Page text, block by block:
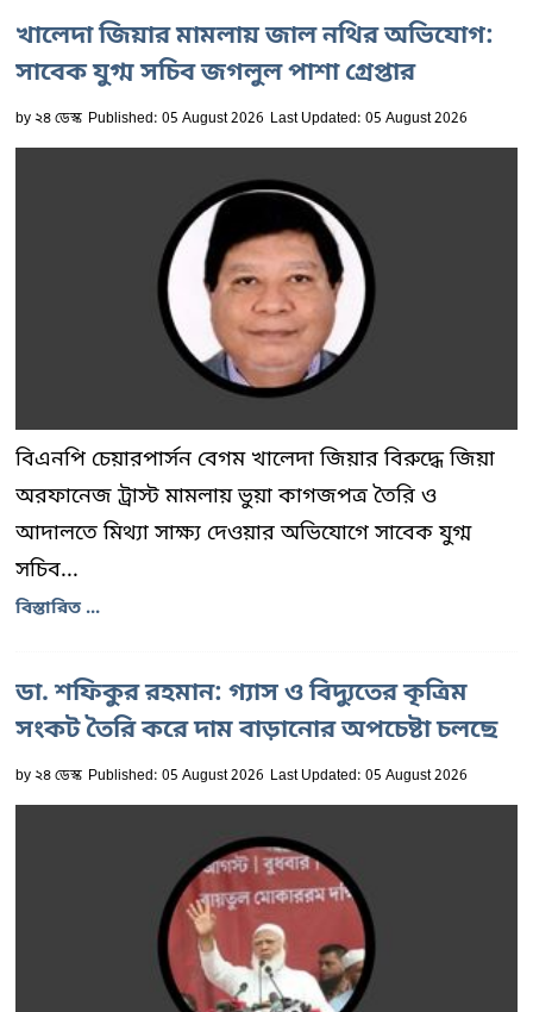
খালেদা জিয়ার মামলায় জাল নথির অভিযোগ:
সাবেক যুগ্ম সচিব জগলুল পাশা গ্রেপ্তার
by২৪ ডেস্ক Published: 05 August 2026 Last Updated: 05 August 2026
বিএনপি চেয়ারপার্সন বেগম খালেদা জিয়ার বিরুদ্ধে জিয়া
অরফানেজ ট্রাস্ট মামলায় ভুয়া কাগজপত্র তৈরি ও
আদালতে মিথ্যা সাক্ষ্য দেওয়ার অভিযোগে সাবেক যুগ্ম
সচিব...
বিস্তারিত ...
ডা. শফিকুর রহমান: গ্যাস ও বিদ্যুতের কৃত্রিম
সংকট তৈরি করে দাম বাড়ানোর অপচেষ্টা চলছে
by২৪ ডেস্ক Published: 05 August 2026 Last Updated: 05 August 2026